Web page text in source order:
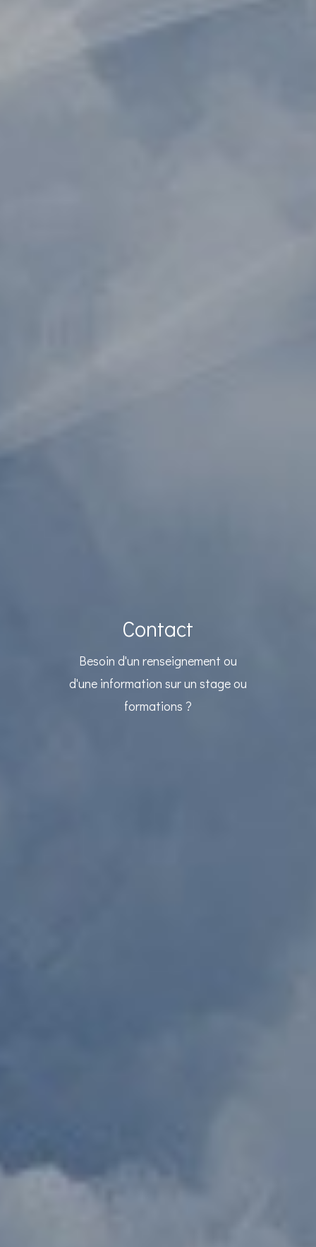
Contact
Besoin d'un renseignement ou
d'une information sur un stage ou
formations ?